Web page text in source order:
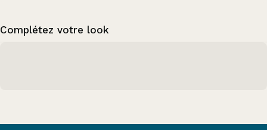
Complétez votre look